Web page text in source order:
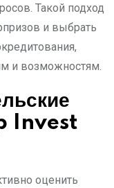
Такой подход
и выбрать
и возможностям.
Invest
оценить